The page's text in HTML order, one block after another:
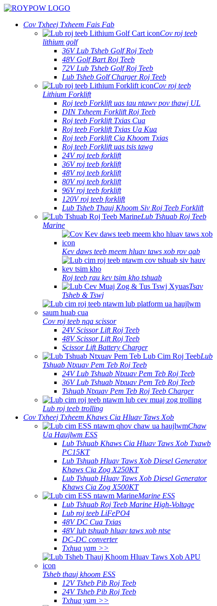
Cov Txheej Txheem Fais Fab
Cov roj teeb
lithium golf
36V Lub Tsheb Golf Roj Teeb
48V Golf Bart Roj Teeb
72V Lub Tsheb Golf Roj Teeb
Lub Tsheb Golf Charger Roj Teeb
Cov roj teeb
Lithium Forklift
Roj teeb Forklift uas tau ntawv pov thawj UL
DIN Txheem Forklift Roj Teeb
Roj teeb Forklift Txias Cua
Roj teeb Forklift Txias Ua Kua
Roj teeb Forklift Cia Khoom Txias
Roj teeb Forklift uas tsis tawg
24V roj teeb forklift
36V roj teeb forklift
48V roj teeb forklift
80V roj teeb forklift
96V roj teeb forklift
120V roj teeb forklift
Lub Tsheb Thauj Khoom Siv Roj Teeb Forklift
Lub Tshuab Roj Teeb
Marine
Kev daws teeb meem hluav taws xob rov qab
Roj teeb rau kev tsim kho tshuab
Tsav
Tsheb & Tswj
Cov roj teeb nqa scissor
24V Scissor Lift Roj Teeb
48V Scissor Lift Roj Teeb
Scissor Lift Battery Charger
Lub
Tshuab Ntxuav Pem Teb Roj Teeb
24V Lub Tshuab Ntxuav Pem Teb Roj Teeb
36V Lub Tshuab Ntxuav Pem Teb Roj Teeb
Tshuab Ntxuav Pem Teb Roj Teeb Charger
Lub roj teeb trolling
Cov Txheej Txheem Khaws Cia Hluav Taws Xob
Chaw
Ua Haujlwm ESS
Lub Tshuab Khaws Cia Hluav Taws Xob Txawb
PC15KT
Lub Tshuab Hluav Taws Xob Diesel Generator
Khaws Cia Zog X250KT
Lub Tshuab Hluav Taws Xob Diesel Generator
Khaws Cia Zog X500KT
Marine ESS
Lub Tshuab Roj Teeb Marine High-Voltage
Lub roj teeb LiFePO4
48V DC Cua ​​Txias
48V lub tshuab hluav taws xob ntse
DC-DC converter
Txhua yam >>
Tsheb thauj khoom ESS
12V Tsheb Pib Roj Teeb
24V Tsheb Pib Roj Teeb
Txhua yam >>